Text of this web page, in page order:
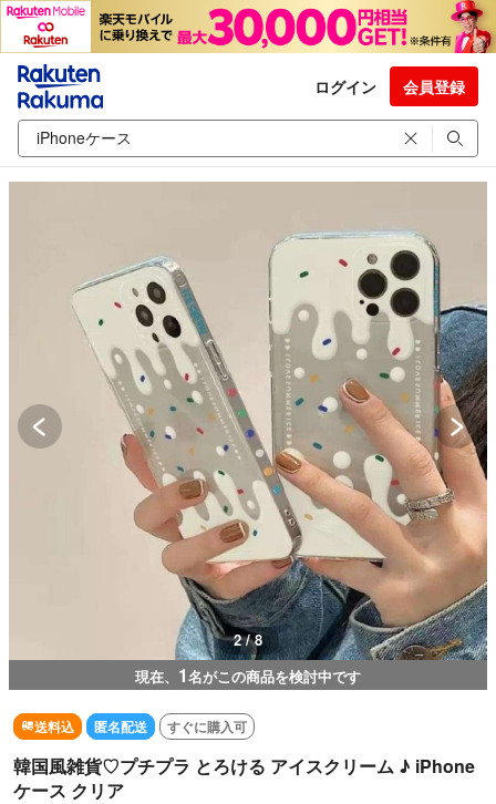
ログイン 会員登録
2 / 8
現在、 1名がこの商品を検討中です
送料込 匿名配送 すぐに購入可
韓国風雑貨♡プチプラ とろける アイスクリーム ♪ iPhone
ケース クリア